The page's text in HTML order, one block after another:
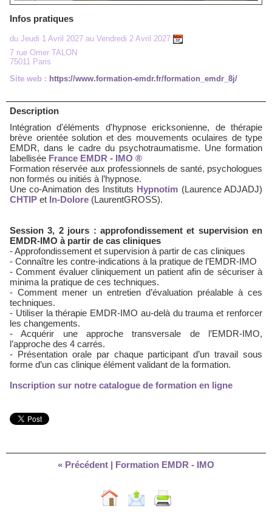
Infos pratiques
du Jeudi 1 Avril 2027 au Vendredi 2 Avril 2027
7 rue Omer TALON
75011 Paris
Site web : https://www.formation-emdr.fr/formation_emdr_8j/
Description
Intégration d'éléments d'hypnose ericksonienne, de thérapie
brève orientée solution et des mouvements oculaires de type
EMDR, dans le cadre du psychotraumatisme. Une formation
labellisée France EMDR - IMO ®
Formation réservée aux professionnels de santé, psychologues
non formés ou initiés à l’hypnose.
Une co-Animation des Instituts Hypnotim (Laurence ADJADJ)
CHTIP et In-Dolore (LaurentGROSS).
Session 3, 2 jours : approfondissement et supervision en
EMDR-IMO à partir de cas cliniques
- Approfondissement et supervision à partir de cas cliniques
- Connaître les contre-indications à la pratique de l’EMDR-IMO
- Comment évaluer cliniquement un patient afin de sécuriser à
minima la pratique de ces techniques.
- Comment mener un entretien d’évaluation préalable à ces
techniques.
- Utiliser la thérapie EMDR-IMO au-delà du trauma et renforcer
les changements.
- Acquérir une approche transversale de l’EMDR-IMO,
l’approche des 4 carrés.
- Présentation orale par chaque participant d’un travail sous
forme d’un cas clinique élément validant de la formation.
Inscription sur notre catalogue de formation en ligne
« Précédent | Formation EMDR - IMO